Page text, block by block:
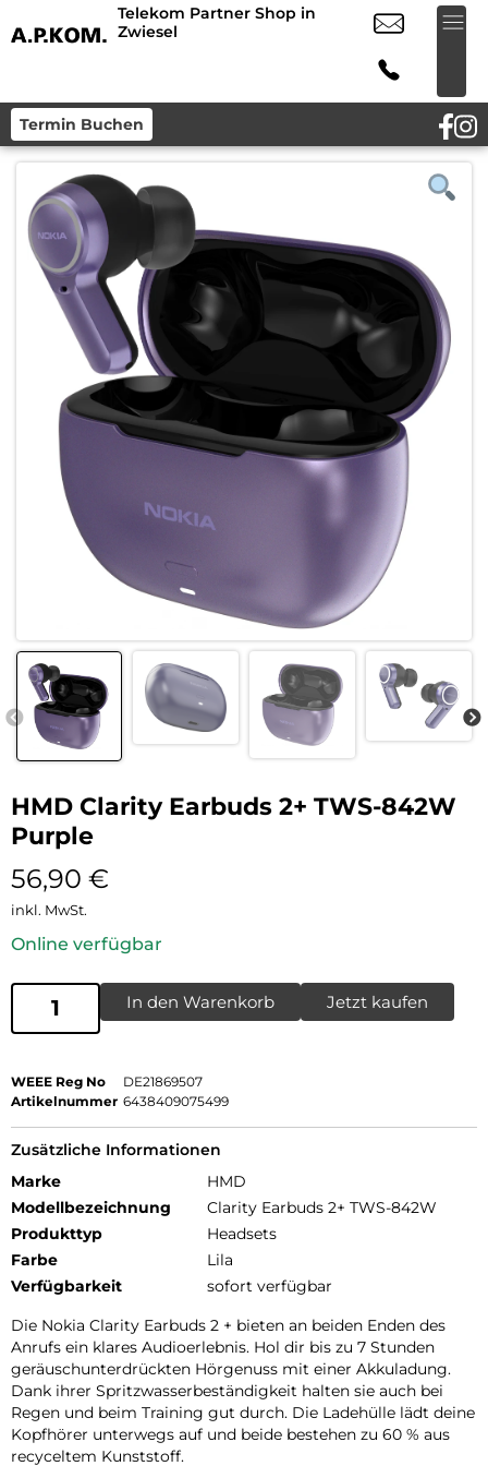
Telekom Partner Shop in
Zwiesel
Termin Buchen
HMD Clarity Earbuds 2+ TWS-842W
Purple
56,90 €
inkl. MwSt.
Online verfügbar
In den Warenkorb Jetzt kaufen
WEEE Reg No
DE21869507
Artikelnummer 6438409075499
Zusätzliche Informationen
Marke
HMD
Modellbezeichnung
Clarity Earbuds 2+ TWS-842W
Produkttyp
Headsets
Farbe
Lila
Verfügbarkeit
sofort verfügbar
Die Nokia Clarity Earbuds 2 + bieten an beiden Enden des
Anrufs ein klares Audioerlebnis. Hol dir bis zu 7 Stunden
geräuschunterdrückten Hörgenuss mit einer Akkuladung.
Dank ihrer Spritzwasserbeständigkeit halten sie auch bei
Regen und beim Training gut durch. Die Ladehülle lädt deine
Kopfhörer unterwegs auf und beide bestehen zu 60 % aus
recyceltem Kunststoff.